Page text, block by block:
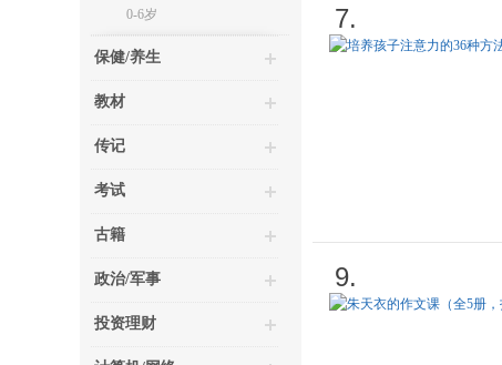
0-6岁
保健/养生
教材
传记
考试
古籍
政治/军事
投资理财
7.
9.